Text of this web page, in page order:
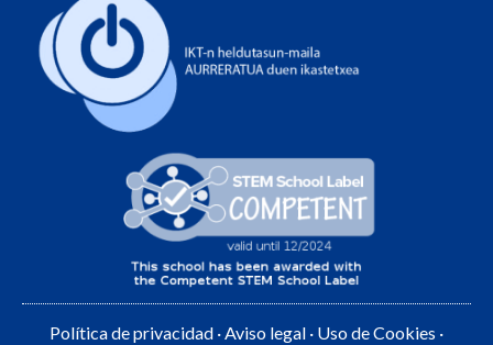
Política de privacidad ·Aviso legal · Uso de Cookies ·